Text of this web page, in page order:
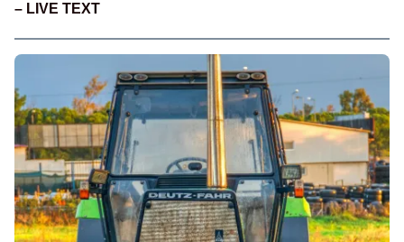
– LIVE TEXT